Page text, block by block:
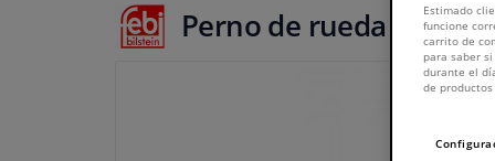
Perno de rueda 32451
Estimado
funcione
carrito de
para saber
durante el
de